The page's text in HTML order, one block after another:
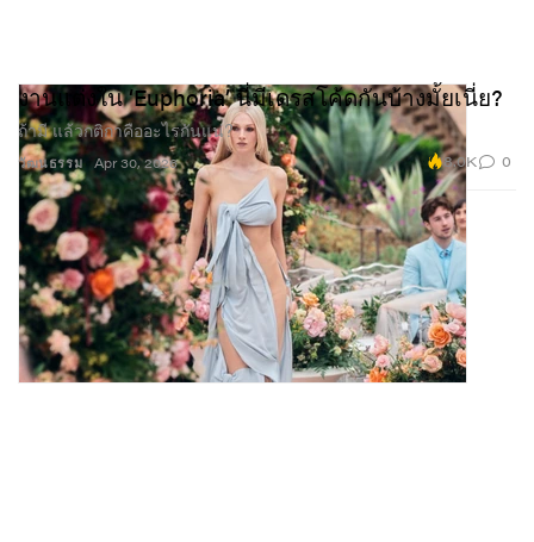
วัฒนธรรม
งานแต่งใน ‘Euphoria’ นี่มีเดรสโค้ดกันบ้างมั้ยเนี่ย?
ถ้ามี แล้วกติกาคืออะไรกันแน่?
Apr 30, 2026 8.0K 0